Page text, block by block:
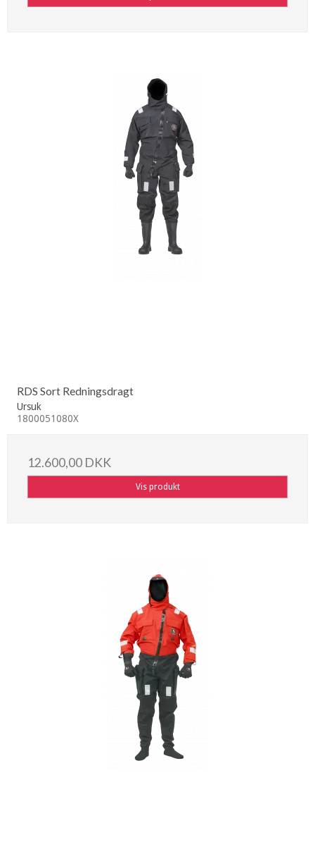
RDS Sort Redningsdragt
Ursuk
1800051080X
12.600,00 DKK
Vis produkt